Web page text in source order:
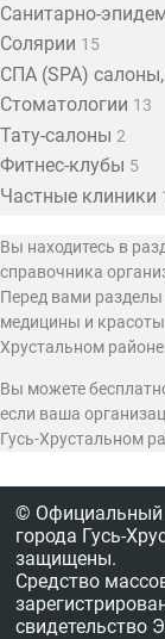
Санитарно-
Солярии 15
СПА (SPA)
Стоматологии 13
Тату-салоны 2
Фитнес-клубы 5
Частные клиники
Вы находитесь в
справочника
Перед вами
медицины и красоты
Хрустальном
Вы можете
если ваша
Гусь-Хрустальном
© Официальный
города Гусь-
защищены.
Средство
свидетельство